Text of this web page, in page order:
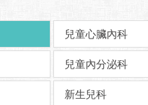
兒童心臟內科
兒童內分泌科
新生兒科